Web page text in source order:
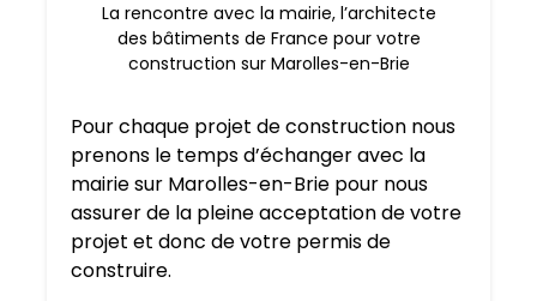
La rencontre avec la mairie, l’architecte
des bâtiments de France pour votre
construction sur Marolles-en-Brie
Pour chaque projet de construction nous
prenons le temps d’échanger avec la
mairie sur Marolles-en-Brie pour nous
assurer de la pleine acceptation de votre
projet et donc de votre permis de
construire.